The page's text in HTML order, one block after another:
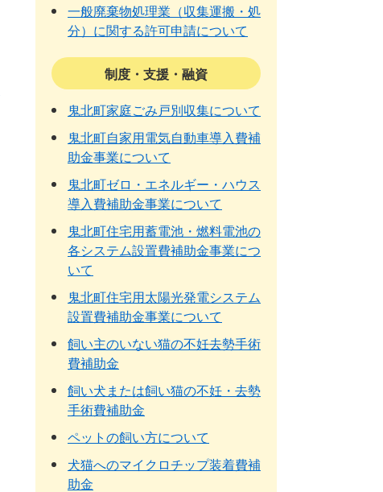
一般廃棄物処理業（収集運搬・処
分）に関する許可申請について
制度・支援・融資
鬼北町家庭ごみ戸別収集について
鬼北町自家用電気自動車導入費補
助金事業について
鬼北町ゼロ・エネルギー・ハウス
導入費補助金事業について
鬼北町住宅用蓄電池・燃料電池の
各システム設置費補助金事業につ
いて
鬼北町住宅用太陽光発電システム
設置費補助金事業について
飼い主のいない猫の不妊去勢手術
費補助金
飼い犬または飼い猫の不妊・去勢
手術費補助金
ペットの飼い方について
犬猫へのマイクロチップ装着費補
助金